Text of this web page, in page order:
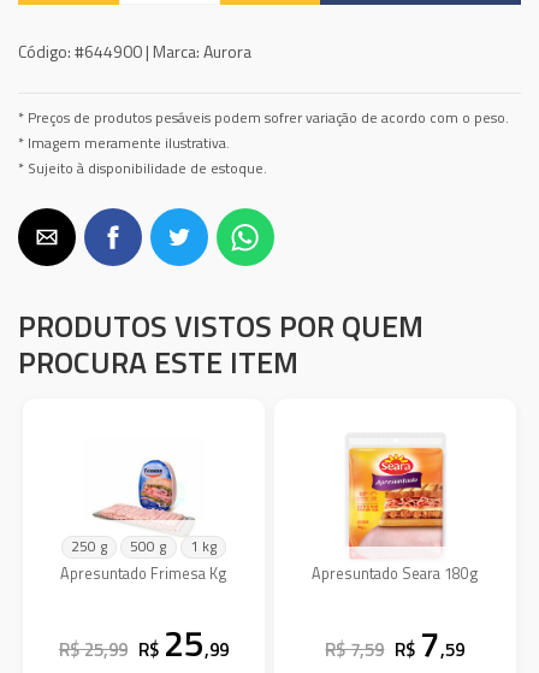
Código:#644900 | Marca:Aurora
* Preços de produtos pesáveis podem sofrer variação de acordo com o peso.
* Imagem meramente ilustrativa.
* Sujeito à disponibilidade de estoque.
PRODUTOS VISTOS POR QUEM
PROCURA ESTE ITEM
250 g 500 g 1 kg
Apresuntado Frimesa Kg
R$ 25,99 R$ 25,99
Apresuntado Seara 180g
R$ 7,59 R$ 7,59